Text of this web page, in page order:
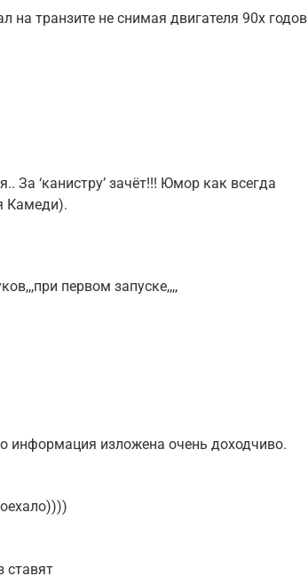
транзите не снимая двигателя 90х годов
За ‘канистру’ зачёт!!! Юмор как всегда
Камеди).
первом запуске,,,,
информация изложена очень доходчиво.
ставят